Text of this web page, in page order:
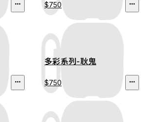
$750
多彩系列-耿鬼
$750